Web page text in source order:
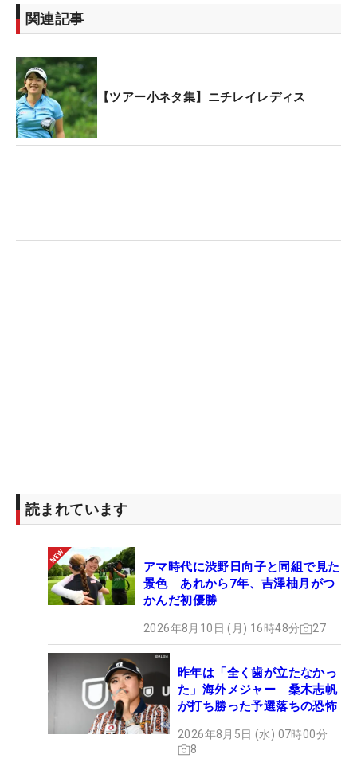
れを悪くしてしまった。きょうはバーディがなかっ
たのが残念でした。あしたは午前スタートで天候が
きことをやるだけかなと思っています」
■畑岡奈紗（4オーバー・82位タイ）
「（パットが）打ち切れていないので転がりも悪い
ィが獲れれば、明日はいいリズムで回れるかなとも
関連記事
【ツアー小ネタ集】ニチレイレディス
読まれています
アマ時代に渋野日向子と同組で見た
景色 あれから7年、吉澤柚月がつ
かんだ初優勝
2026年8月10日 (月) 16時48分 27
昨年は「全く歯が立たなかっ
た」海外メジャー 桑木志帆
が打ち勝った予選落ちの恐怖
2026年8月5日 (水) 07時00分
8